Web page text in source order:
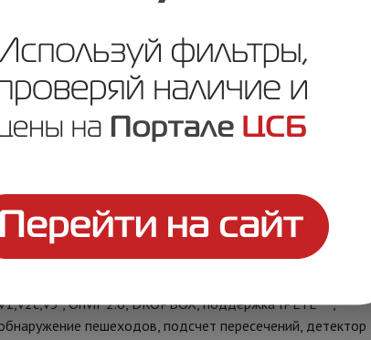
для дневного и ночного режима, антитуман, ROI(8
@ F1.2 (0 Лк при включенной ИК подсветке), режим
для второго потока), 3 потока,
, Onvif 2.6, DROPBOX, поддержка IPEYE***,
пешеходов, подсчет пересечений, детектор